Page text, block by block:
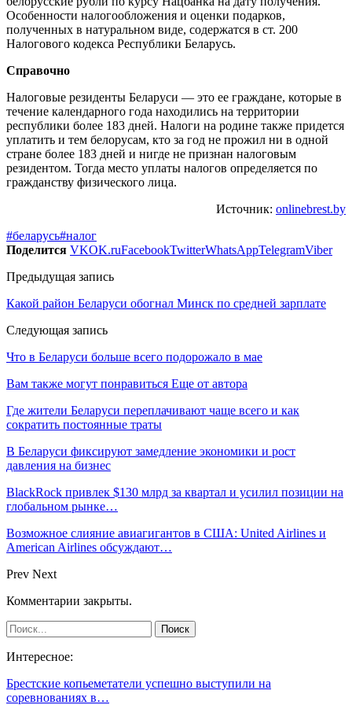
Особенности налогообложения и оценки подарков,
полученных в натуральном виде, содержатся в ст. 200
Налогового кодекса Республики Беларусь.
Справочно
Налоговые резиденты Беларуси — это ее граждане, которые в
течение календарного года находились на территории
республики более 183 дней. Налоги на родине также придется
уплатить и тем белорусам, кто за год не прожил ни в одной
стране более 183 дней и нигде не признан налоговым
резидентом. Тогда место уплаты налогов определяется по
гражданству физического лица.
Источник: onlinebrest.by
#беларусь#налог
Поделится VKOK.ruFacebookTwitterWhatsAppTelegramViber
Предыдущая запись
Какой район Беларуси обогнал Минск по средней зарплате
Следующая запись
Что в Беларуси больше всего подорожало в мае
Вам также могут понравиться Еще от автора
Где жители Беларуси переплачивают чаще всего и как
сократить постоянные траты
В Беларуси фиксируют замедление экономики и рост
давления на бизнес
BlackRock привлек $130 млрд за квартал и усилил позиции на
глобальном рынке…
Возможное слияние авиагигантов в США: United Airlines и
American Airlines обсуждают…
Prev Next
Комментарии закрыты.
Интересное:
Брестские копьеметатели успешно выступили на
соревнованиях в…